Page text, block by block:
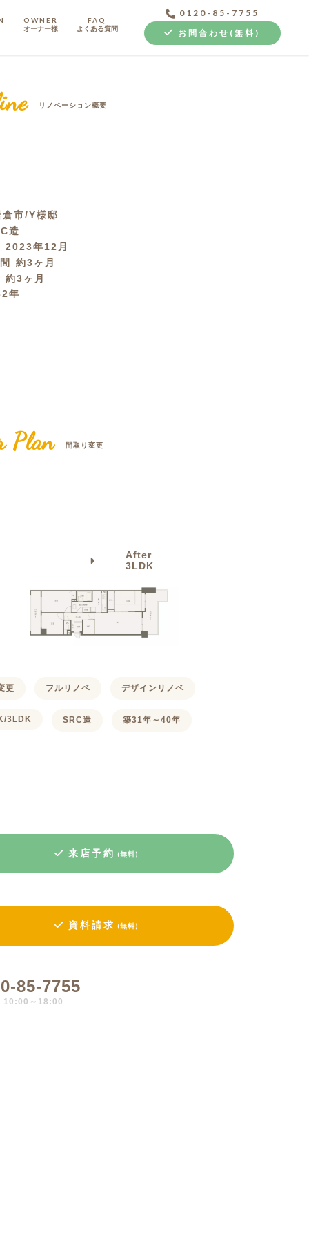
OWNER
オーナー様
FAQ
よくある質問
0120-85-7755
お問合わせ(無料)
リノベーション概要
倉市/Y様邸
造
2023年12月
約3ヶ月
約3ヶ月
年
Plan 間取り変更
After
3LDK
更 フルリノベ デザインリノベ
3LDK SRC造 築31年～40年
来店予約 (無料)
資料請求 (無料)
85-7755
～18:00